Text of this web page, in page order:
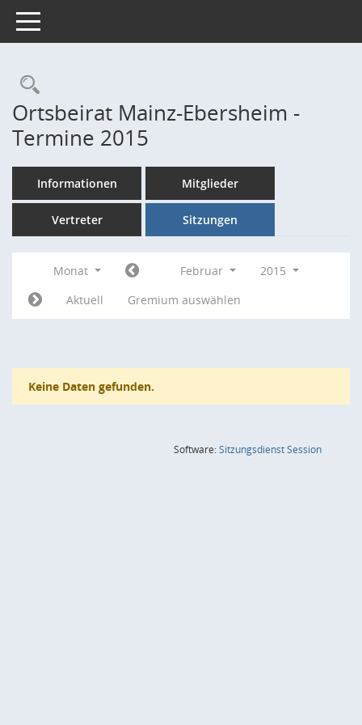
Toggle navigation
Rechercheauswahl
Ortsbeirat Mainz-Ebersheim -
Termine 2015
Informationen Mitglieder
Vertreter Sitzungen
Monat Februar
2015
Aktuell
Gremium auswählen
Keine Daten gefunden.
Software:SitzungsdienstSession(Wird in